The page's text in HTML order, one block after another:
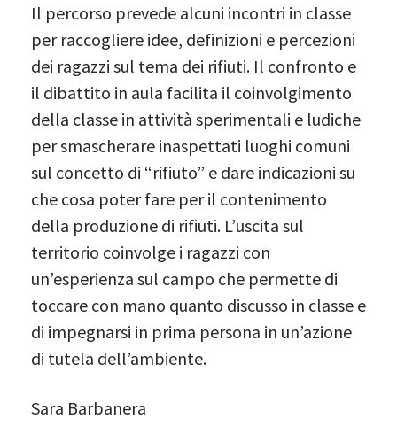
Il percorso prevede alcuni incontri in classe
per raccogliere idee, definizioni e percezioni
dei ragazzi sul tema dei rifiuti. Il confronto e
il dibattito in aula facilita il coinvolgimento
della classe in attività sperimentali e ludiche
per smascherare inaspettati luoghi comuni
sul concetto di “rifiuto” e dare indicazioni su
che cosa poter fare per il contenimento
della produzione di rifiuti. L’uscita sul
territorio coinvolge i ragazzi con
un’esperienza sul campo che permette di
toccare con mano quanto discusso in classe e
di impegnarsi in prima persona in un’azione
di tutela dell’ambiente.
Sara Barbanera